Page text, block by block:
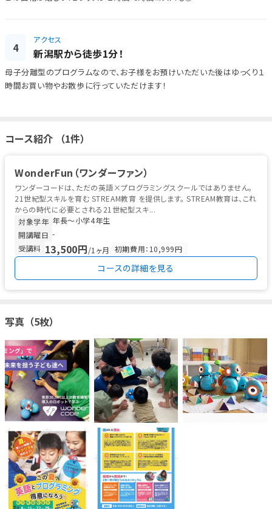
4
アクセス
新潟駅から徒歩1分！
母子分離型のプログラムなので、お子様をお預けいただいた後はゆっくり１
時間お買い物やお散歩に行っていただけます！
コース紹介 （1件）
WonderFun（ワンダーファン）
ワンダーコードは、ただの英語×プログラミングスクールではありません。
21世紀型スキルを育む STREAM教育 を提供します。 STREAM教育は、これ
からの時代に必要とされる21世紀型スキ...
対象学年 年長〜小学4年生
開講曜日 -
受講料 13,500円/1ヶ月 初期費用：10,999円
コースの詳細を見る
写真（5枚）